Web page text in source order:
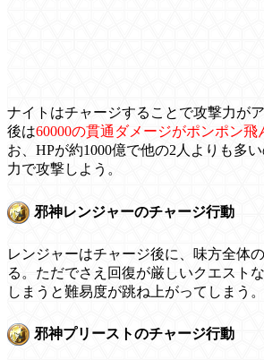
ナイトはチャージすることで攻撃力が
後は60000の貫通ダメージがポンポン飛
お、HPが約1000億で他の2人よりも多
力で攻撃しよう。
邪神レンジャーのチャージ行動
レンジャーはチャージ後に、味方全体
る。ただでさえ回復が厳しいクエスト
しまうと難易度が跳ね上がってしまう。
邪神プリーストのチャージ行動